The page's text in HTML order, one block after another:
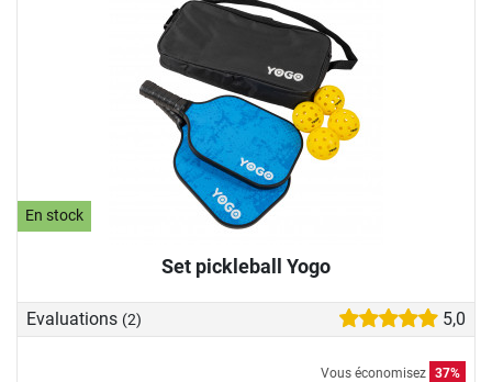
En stock
Set pickleball Yogo
Evaluations (2) 5,0
Vous économisez 37%